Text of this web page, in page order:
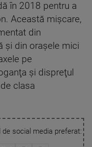
în 2018 pentru a
Această mişcare,
din
şi din oraşele mici
pe
şi dispreţul
clasa
social media preferat: